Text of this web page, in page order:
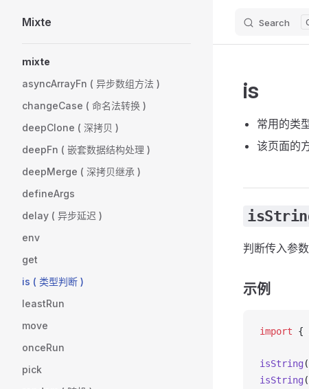
Skip to content
Mixte Search
mixte
asyncArrayFn ( 异步数组方法 )
changeCase ( 命名法转换 )
deepClone ( 深拷贝 )
deepFn ( 嵌套数据结构处理 )
deepMerge ( 深拷贝继承 )
defineArgs
delay ( 异步延迟 )
env
get
is ( 类型判断 )
leastRun
move
onceRun
pick
is
常用的类
该页面的
判断传入参
示例
import {
isString (
isString (